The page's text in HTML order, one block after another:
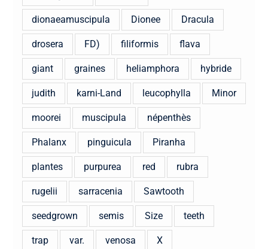
dionaeamuscipula Dionee Dracula
drosera FD) filiformis flava
giant graines heliamphora hybride
judith karni-Land leucophylla Minor
moorei muscipula népenthès
Phalanx pinguicula Piranha
plantes purpurea red rubra
rugelii sarracenia Sawtooth
seedgrown semis Size teeth
trap var. venosa X